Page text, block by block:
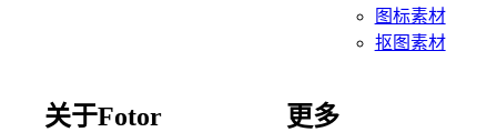
图标素材
抠图素材
关于Fotor 更多